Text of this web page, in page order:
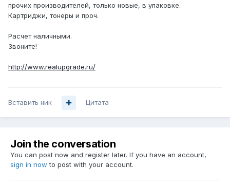
прочих производителей, только новые, в упаковке.
Картриджи, тонеры и проч.
Расчет наличными.
Звоните!
http://www.realupgrade.ru/
Вставить ник Цитата
Join the conversation
You can post now and register later. If you have an account,
sign in now to post with your account.